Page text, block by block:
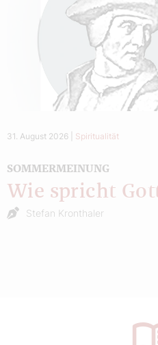
31. August 2026 Spiritualität
SOMMERMEINUNG
Wie spricht
Stefan Kronthaler